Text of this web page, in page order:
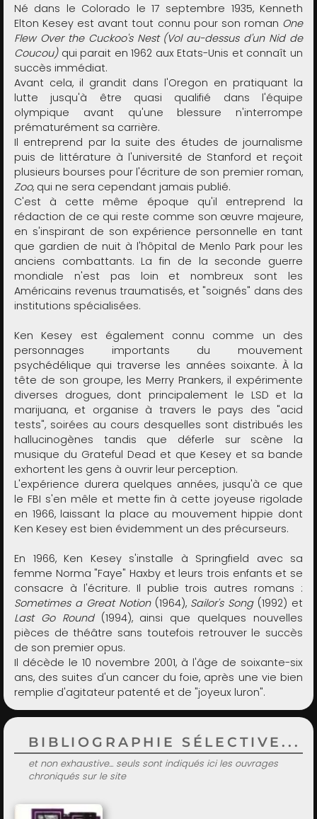
Né dans le Colorado le 17 septembre 1935, Kenneth
Elton Kesey est avant tout connu pour son roman One
Flew Over the Cuckoo's Nest (Vol au-dessus d'un Nid de
Coucou)qui parait en 1962 aux Etats-Unis et connaît un
succès immédiat.
Avant cela, il grandit dans l'Oregon en pratiquant la
lutte jusqu'à être quasi qualifié dans l'équipe
olympique avant qu'une blessure n'interrompe
prématurément sa carrière.
Il entreprend par la suite des études de journalisme
puis de littérature à l'université de Stanford et reçoit
plusieurs bourses pour l'écriture de son premier roman,
Zoo, qui ne sera cependant jamais publié.
C'est à cette même époque qu'il entreprend la
rédaction de ce qui reste comme son œuvre majeure,
en s'inspirant de son expérience personnelle en tant
que gardien de nuit à l'hôpital de Menlo Park pour les
anciens combattants. La fin de la seconde guerre
mondiale n'est pas loin et nombreux sont les
Américains revenus traumatisés, et "soignés" dans des
institutions spécialisées.
Ken Kesey est également connu comme un des
personnages importants du mouvement
psychédélique qui traverse les années soixante. À la
tête de son groupe, les Merry Prankers, il expérimente
diverses drogues, dont principalement le LSD et la
marijuana, et organise à travers le pays des "acid
tests", soirées au cours desquelles sont distribués les
hallucinogènes tandis que déferle sur scène la
musique du Grateful Dead et que Kesey et sa bande
exhortent les gens à ouvrir leur perception.
L'expérience durera quelques années, jusqu'à ce que
le FBI s'en mêle et mette fin à cette joyeuse rigolade
en 1966, laissant la place au mouvement hippie dont
Ken Kesey est bien évidemment un des précurseurs.
En 1966, Ken Kesey s'installe à Springfield avec sa
femme Norma "Faye" Haxby et leurs trois enfants et se
consacre à l'écriture. Il publie trois autres romans :
Sometimes a Great Notion(1964), Sailor's Song(1992) et
Last Go Round(1994), ainsi que quelques nouvelles
pièces de théâtre sans toutefois retrouver le succès
de son premier opus.
Il décède le 10 novembre 2001, à l'âge de soixante-six
ans, des suites d'un cancer du foie, après une vie bien
remplie d'agitateur patenté et de "joyeux luron".
BIBLIOGRAPHIE SÉLECTIVE...
et non exhaustive... seuls sont indiqués ici les ouvrages
chroniqués sur le site